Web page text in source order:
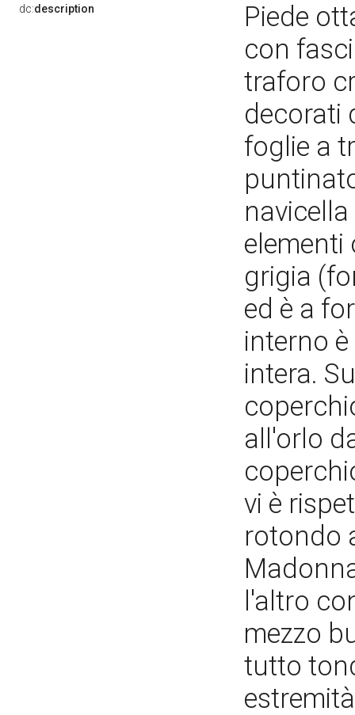
dc:description
Piede
con
traforo
decorati
foglie a
elementi
grigia
ed è a
interno
intera.
all'orlo
vi è
rotondo
l'altro
mezzo
tutto